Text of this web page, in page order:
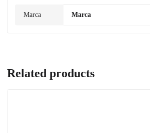
Marca Marca
Related products